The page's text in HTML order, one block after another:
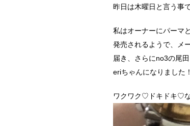
昨日は木曜日と言う事
私はオーナーにパーマ
発売されるようで、メ
届き、さらにno3の尾
eriちゃんになりました
ワクワク♡ドキドキ♡な